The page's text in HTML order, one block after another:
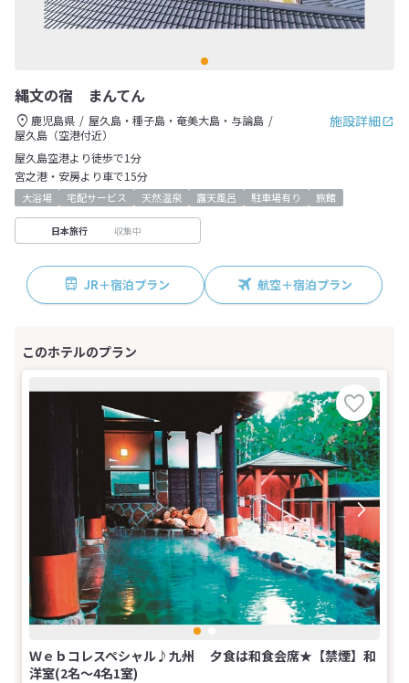
縄文の宿 まんてん
施設詳細
鹿児島県
屋久島・種子島・奄美大島・与論島
屋久島（空港付近）
屋久島空港より徒歩で1分
宮之港・安房より車で15分
大浴場 宅配サービス 天然温泉 露天風呂 駐車場有り 旅館
日本旅行 収集中
JR＋宿泊プラン 航空＋宿泊プラン
Ｗｅｂコレスペシャル♪九州 夕食は和食会席★【禁煙】和
洋室(2名～4名1室)